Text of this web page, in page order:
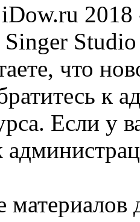
2018
Studio
что
к
Если у